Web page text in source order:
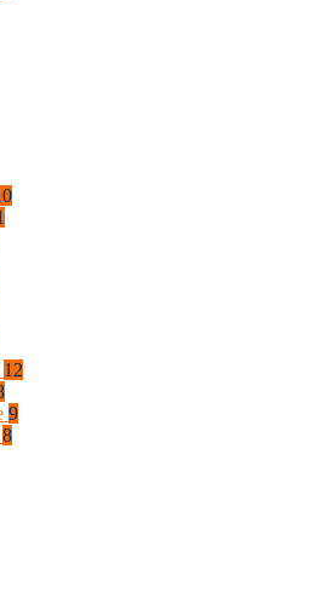
12
9
8